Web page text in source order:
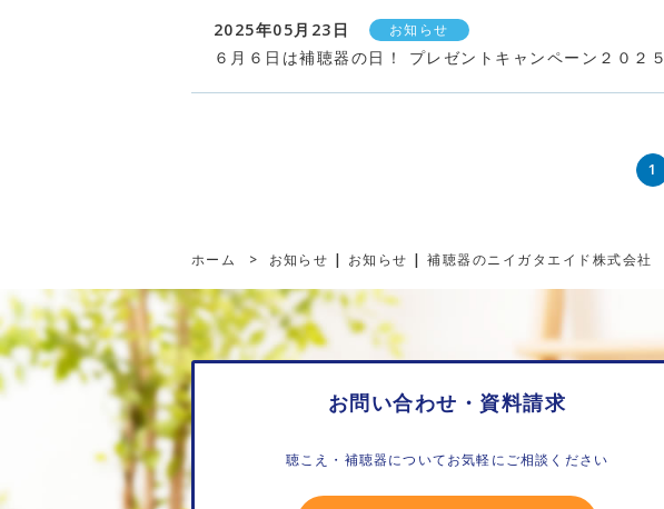
2025年05月23日 お知らせ
６月６日は補聴器の日！ プレゼントキャンペーン２０２５
1
ホーム > お知らせ | お知らせ | 補聴器のニイガタエイド株式会社
お問い合わせ・資料請求
聴こえ・補聴器についてお気軽にご相談ください